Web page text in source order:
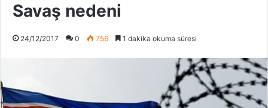
Savaş nedeni
24/12/2017 0 756 1 dakika okuma süresi